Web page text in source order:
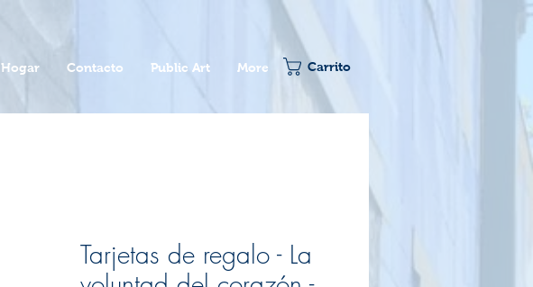
Hogar Contacto Public Art More Carrito
Tarjetas de regalo - La